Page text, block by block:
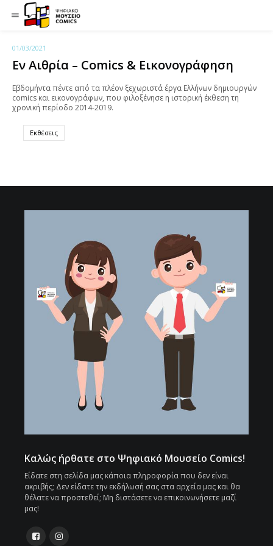
01/03/2021
Εν Αιθρία – Comics & Εικονογράφηση
Εβδομήντα πέντε από τα πλέον ξεχωριστά έργα Ελλήνων δημιουργών
comics και εικονογράφων, που φιλοξένησε η ιστορική έκθεση τη
χρονική περίοδο 2014-2019.
Εκθέσεις
Καλώς ήρθατε στο Ψηφιακό Μουσείο Comics!
Είδατε στη σελίδα μας κάποια πληροφορία που δεν είναι
ακριβής; Δεν είδατε την εκδήλωσή σας στα αρχεία μας και θα
θέλατε να προστεθεί; Μη διστάσετε να επικοινωνήσετε μαζί
μας!